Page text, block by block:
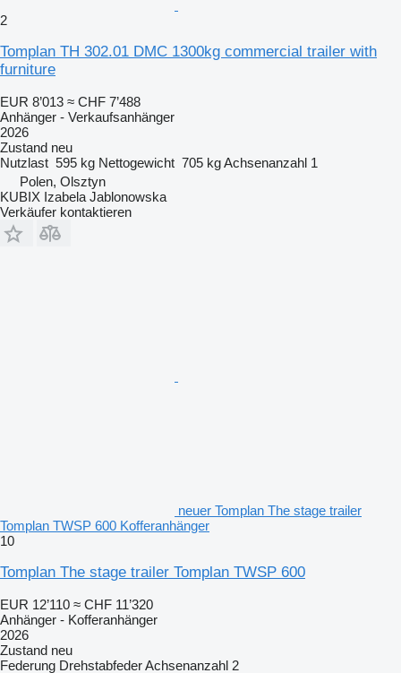
2
Tomplan TH 302.01 DMC 1300kg commercial trailer with
furniture
EUR 8’013 ≈ CHF 7’488
Anhänger - Verkaufsanhänger
2026
Zustand neu
Nutzlast 595 kg Nettogewicht 705 kgAchsenanzahl 1
Polen, Olsztyn
KUBIX Izabela Jablonowska
Verkäufer kontaktieren
neuer Tomplan The stage trailer
Tomplan TWSP 600 Kofferanhänger
10
Tomplan The stage trailer Tomplan TWSP 600
EUR 12’110 ≈ CHF 11’320
Anhänger - Kofferanhänger
2026
Zustand neu
Federung DrehstabfederAchsenanzahl 2